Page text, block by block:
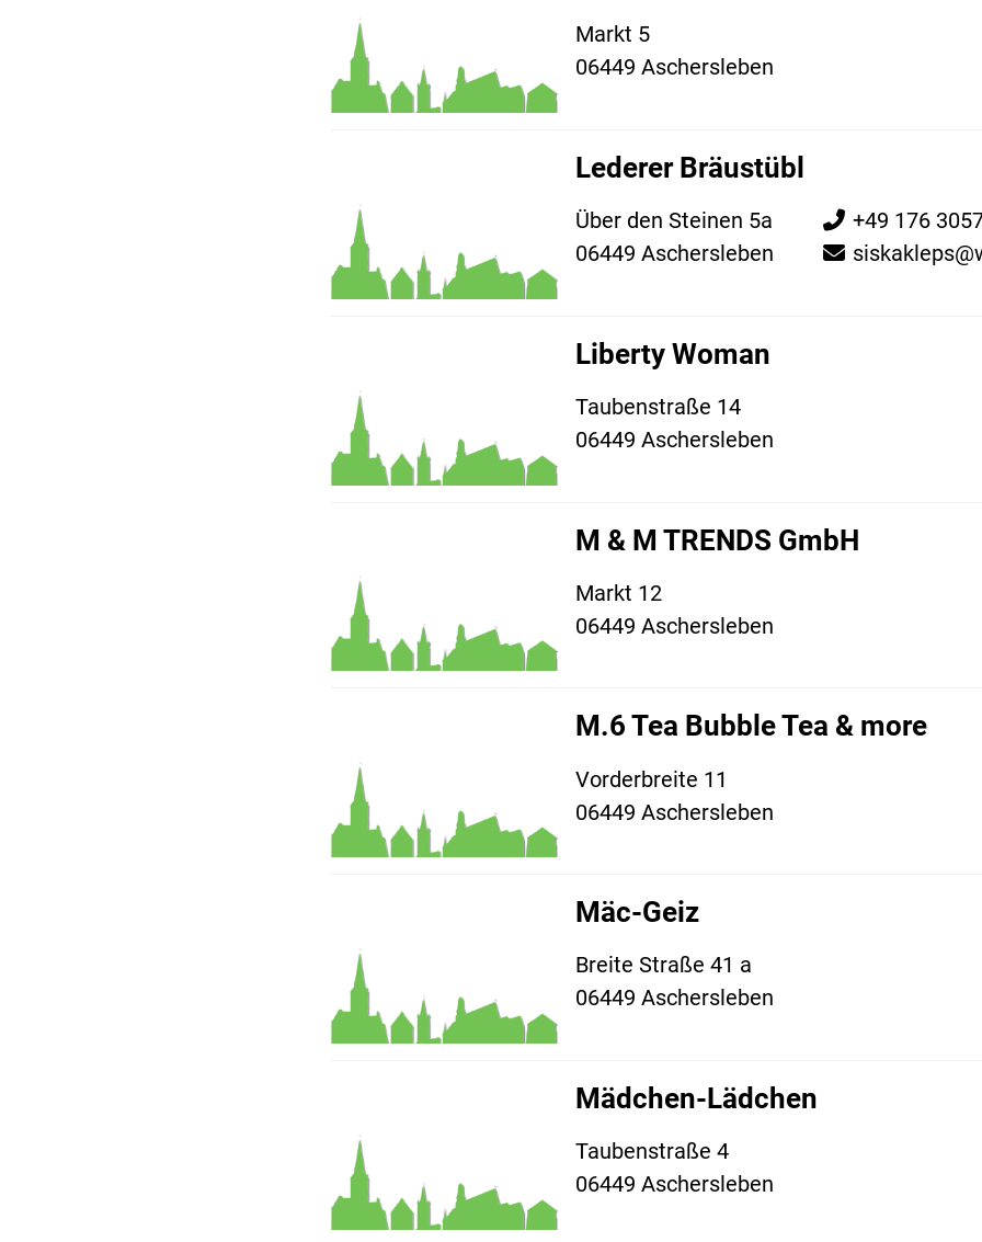
Markt 5
06449 Aschersleben
Lederer Bräustübl
Über den Steinen 5a
06449 Aschersleben
+49 176
Liberty Woman
Taubenstraße 14
06449 Aschersleben
M & M TRENDS GmbH
Markt 12
06449 Aschersleben
M.6 Tea Bubble Tea & more
Vorderbreite 11
06449 Aschersleben
Mäc-Geiz
Breite Straße 41 a
06449 Aschersleben
Mädchen-Lädchen
Taubenstraße 4
06449 Aschersleben